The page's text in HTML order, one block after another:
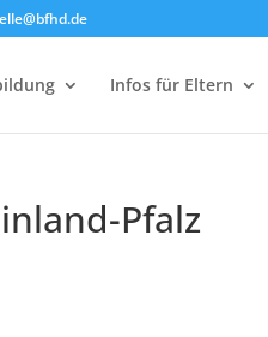
Infos für Eltern
Pfalz